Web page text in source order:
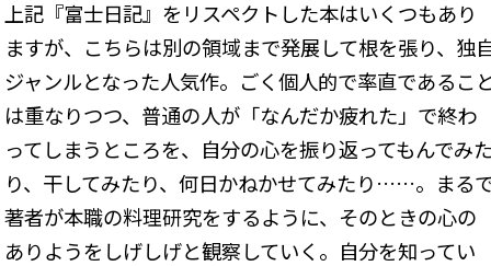
上記『富士日記』をリスペクトした本はいくつもあり
ますが、こちらは別の領域まで発展して根を張り、独
ジャンルとなった人気作。ごく個人的で率直であるこ
は重なりつつ、普通の人が「なんだか疲れた」で終わ
ってしまうところを、自分の心を振り返ってもんでみ
り、干してみたり、何日かねかせてみたり……。まる
著者が本職の料理研究をするように、そのときの心の
ありようをしげしげと観察していく。自分を知ってい